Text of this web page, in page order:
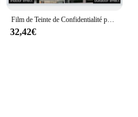
Film de Teinte de Confidentialité pour Fenêtre, Feuille de Miroir en Vinyle à Sens Unique, Autocollants d'Écran en Verre Non Adhésifs, Rouleaux Anti-UV, Outils de Protection de la Maison
32,42€